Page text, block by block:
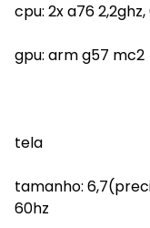
cpu: 2x a76
gpu: arm g57 mc2
tela
tamanho:
60hz